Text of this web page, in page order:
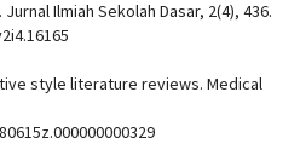
Ilmiah Sekolah Dasar, 2(4), 436.
style literature reviews. Medical